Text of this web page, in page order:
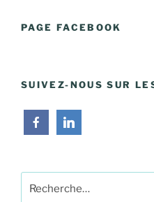
PAGE FACEBOOK
SUIVEZ-NOUS SUR
pour